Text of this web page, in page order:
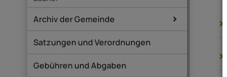
Archiv der Gemeinde
Satzungen und Verordnungen
Gebühren und Abgaben